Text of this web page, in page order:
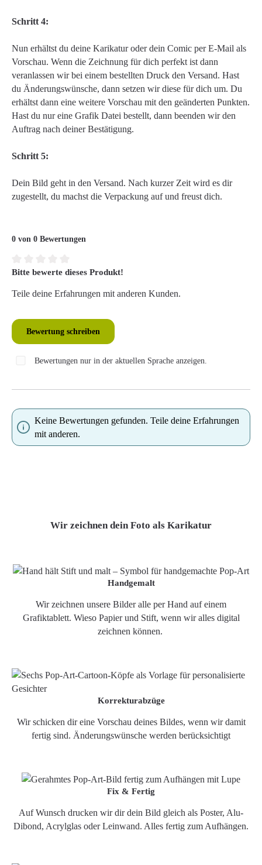
Schritt 4:
Nun erhältst du deine Karikatur oder dein Comic per E-Mail als
Vorschau. Wenn die Zeichnung für dich perfekt ist dann
veranlassen wir bei einem bestellten Druck den Versand. Hast
du Änderungswünsche, dann setzen wir diese für dich um. Du
erhältst dann eine weitere Vorschau mit den geänderten Punkten.
Hast du nur eine Grafik Datei bestellt, dann beenden wir den
Auftrag nach deiner Bestätigung.
Schritt 5:
Dein Bild geht in den Versand. Nach kurzer Zeit wird es dir
zugestellt, du machst die Verpackung auf und freust dich.
0 von 0 Bewertungen
Durchschnittliche Bewertung von 0 von 5 Sternen
Bitte bewerte dieses Produkt!
Teile deine Erfahrungen mit anderen Kunden.
Bewertung schreiben
Bewertungen nur in der aktuellen Sprache anzeigen.
Keine Bewertungen gefunden. Teile deine Erfahrungen
mit anderen.
Wir zeichnen dein Foto als Karikatur
Handgemalt
Wir zeichnen unsere Bilder alle per Hand auf einem
Grafiktablett. Wieso Papier und Stift, wenn wir alles digital
zeichnen können.
Korrekturabzüge
Wir schicken dir eine Vorschau deines Bildes, wenn wir damit
fertig sind. Änderungswünsche werden berücksichtigt
Fix & Fertig
Auf Wunsch drucken wir dir dein Bild gleich als Poster, Alu-
Dibond, Acrylglas oder Leinwand. Alles fertig zum Aufhängen.